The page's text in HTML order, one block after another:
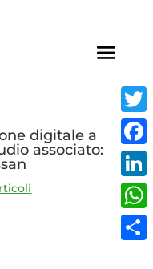
digitale a
associato: